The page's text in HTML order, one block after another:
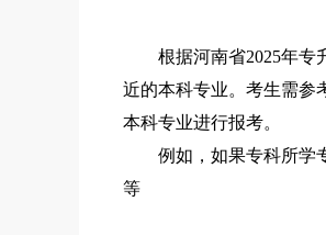
根据河南省2025年专升
近的本科专业。考生需参
本科专业进行报考。
例如，如果专科所学专
等